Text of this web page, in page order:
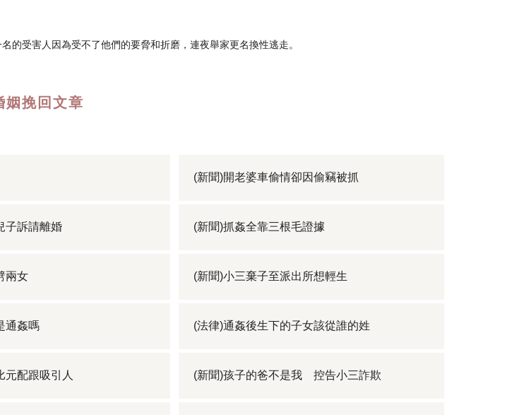
的受害人因為受不了他們的要脅和折磨，連夜舉家更名換性逃走。
姻挽回文章
(新聞)開老婆車偷情卻因偷竊被抓
子訴請離婚 (新聞)抓姦全靠三根毛證據
兩女 (新聞)小三棄子至派出所想輕生
通姦嗎 (法律)通姦後生下的子女該從誰的姓
元配跟吸引人 (新聞)孩子的爸不是我 控告小三詐欺